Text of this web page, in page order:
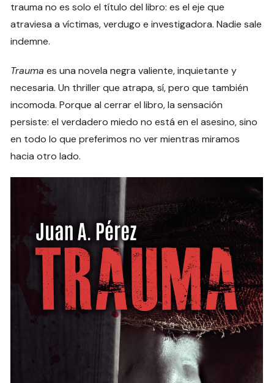
trauma no es solo el título del libro: es el eje que
atraviesa a víctimas, verdugo e investigadora. Nadie sale
indemne.
Trauma es una novela negra valiente, inquietante y
necesaria. Un thriller que atrapa, sí, pero que también
incomoda. Porque al cerrar el libro, la sensación
persiste: el verdadero miedo no está en el asesino, sino
en todo lo que preferimos no ver mientras miramos
hacia otro lado.